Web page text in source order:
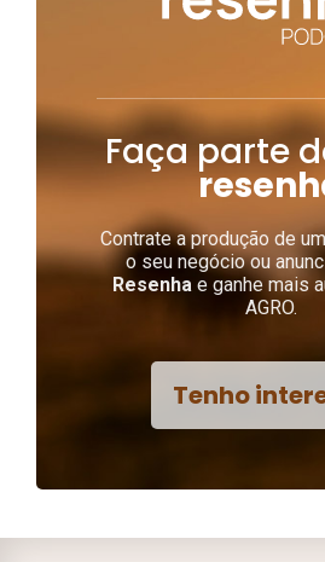
Faça parte
Contrate a produção de
o seu negócio ou
Resenha e ganhe mais
AGRO.
Tenho